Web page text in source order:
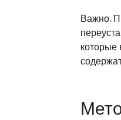
Важно.
которые